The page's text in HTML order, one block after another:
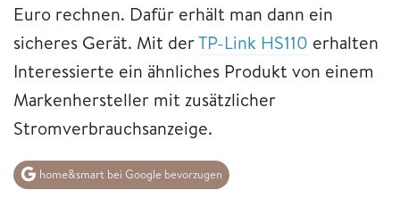
Euro rechnen. Dafür erhält man dann ein
sicheres Gerät. Mit derTP-Link HS110 erhalten
Interessierte ein ähnliches Produkt von einem
Markenhersteller mit zusätzlicher
Stromverbrauchsanzeige.
home&smart bei Google bevorzugen